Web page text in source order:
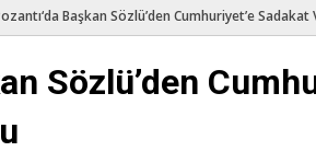
Başkan Sözlü’den Cumhuriyet’e Sadakat
Sözlü’den